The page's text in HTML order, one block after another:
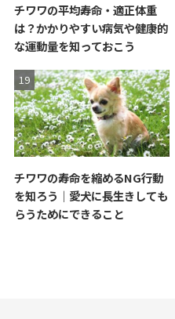
チワワの平均寿命・適正体重
は？かかりやすい病気や健康的
な運動量を知っておこう
チワワの寿命を縮めるNG行動
を知ろう｜愛犬に長生きしても
らうためにできること